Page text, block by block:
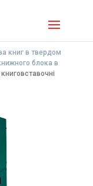
книг в твердом
блока в